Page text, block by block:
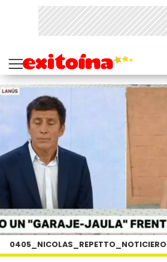
0405_NICOLAS_REPETTO_NOTICIERO